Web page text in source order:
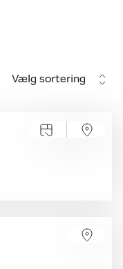
Vælg sortering